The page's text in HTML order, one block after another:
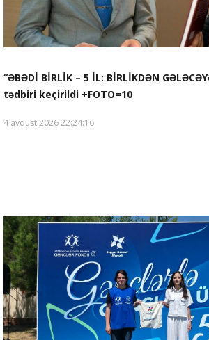
“ƏBƏDİ BİRLİK – 5 İL: BİRLİKDƏN
tədbiri keçirildi +FOTO=10
4 avqust 2026 22:24:16